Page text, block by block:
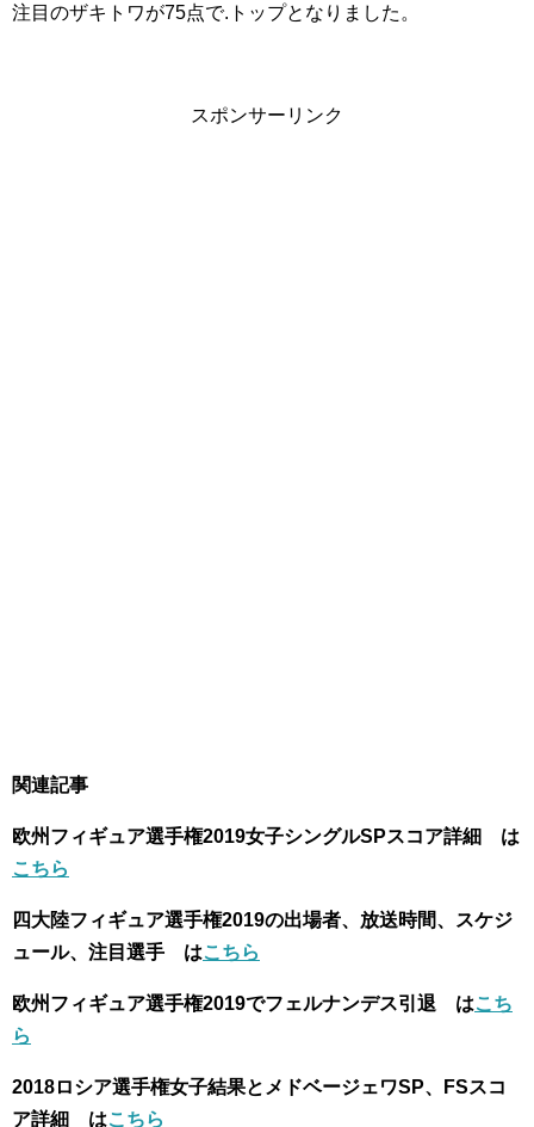
注目のザキトワが75点で.トップとなりました。
スポンサーリンク
関連記事
欧州フィギュア選手権2019女子シングルSPスコア詳細 は
こちら
四大陸フィギュア選手権2019の出場者、放送時間、スケジ
ュール、注目選手 はこちら
欧州フィギュア選手権2019でフェルナンデス引退 はこち
ら
2018ロシア選手権女子結果とメドベージェワSP、FSスコ
ア詳細 はこちら